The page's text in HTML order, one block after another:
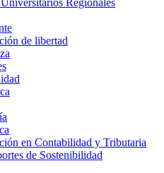
de libertad
en Contabilidad y Tributaria
de Sostenibilidad